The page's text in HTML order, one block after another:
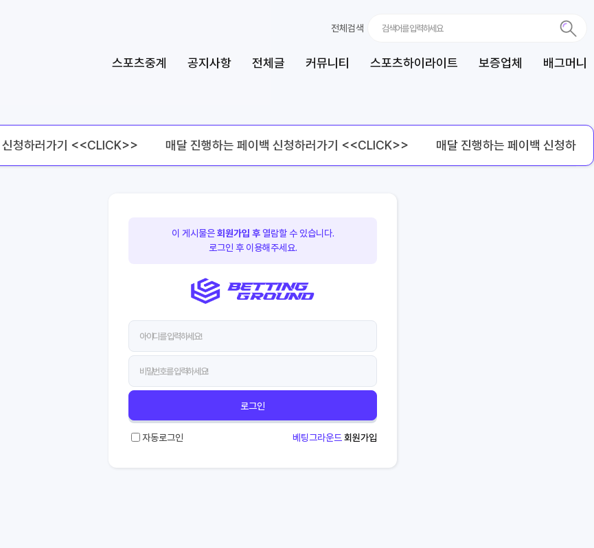
전체검색
스포츠중계 공지사항 전체글 커뮤니티 스포츠하이라이트 보증업체 배그머니
청하러가기 <<CLICK>> 매달 진행하는 페이백 신청하러가기 <<CLICK>> 매달 진행하는 페이백 신청하러
이 게시물은회원가입 후열람할 수 있습니다.
로그인 후 이용해주세요.
로그인
자동로그인 베팅그라운드 회원가입